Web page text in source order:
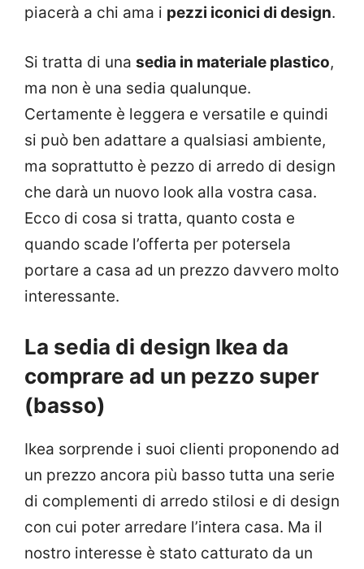
piacerà a chi ama i pezzi iconici di design.
Si tratta di una sedia in materiale plastico,
ma non è una sedia qualunque.
Certamente è leggera e versatile e quindi
si può ben adattare a qualsiasi ambiente,
ma soprattutto è pezzo di arredo di design
che darà un nuovo look alla vostra casa.
Ecco di cosa si tratta, quanto costa e
quando scade l’offerta per potersela
portare a casa ad un prezzo davvero molto
interessante.
La sedia di design Ikea da
comprare ad un pezzo super
(basso)
Ikea sorprende i suoi clienti proponendo ad
un prezzo ancora più basso tutta una serie
di complementi di arredo stilosi e di design
con cui poter arredare l’intera casa. Ma il
nostro interesse è stato catturato da un